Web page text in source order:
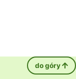
do góry